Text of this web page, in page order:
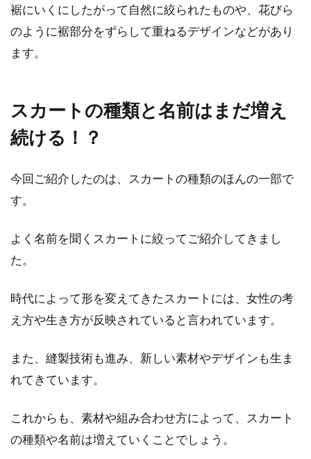
裾にいくにしたがって自然に絞られたものや、花びら
のように裾部分をずらして重ねるデザインなどがあり
ます。
スカートの種類と名前はまだ増え
続ける！？
今回ご紹介したのは、スカートの種類のほんの一部で
す。
よく名前を聞くスカートに絞ってご紹介してきまし
た。
時代によって形を変えてきたスカートには、女性の考
え方や生き方が反映されていると言われています。
また、縫製技術も進み、新しい素材やデザインも生ま
れてきています。
これからも、素材や組み合わせ方によって、スカート
の種類や名前は増えていくことでしょう。